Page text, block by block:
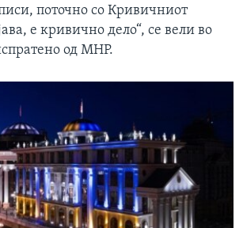
поточно со Кривичниот
е кривично дело“, се вели во
од МНР.